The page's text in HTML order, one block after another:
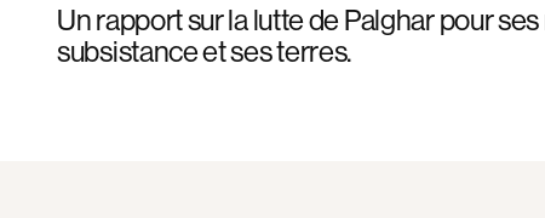
Un rapport sur la lutte de Palghar pour
subsistance et ses terres.